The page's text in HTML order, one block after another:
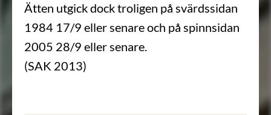
Ätten utgick dock troligen på svärdssidan
1984 17/9 eller senare och på spinnsidan
2005 28/9 eller senare.
(SAK 2013)